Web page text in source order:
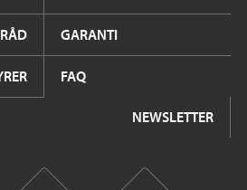
GARANTI
FAQ
NEWSLETTER